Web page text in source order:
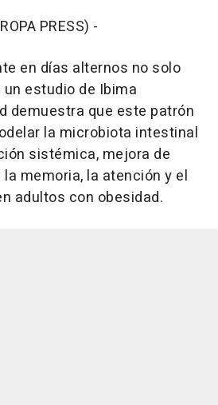
PRESS) -
en días alternos no solo
estudio de Ibima
demuestra que este patrón
la microbiota intestinal
sistémica, mejora de
memoria, la atención y el
adultos con obesidad.